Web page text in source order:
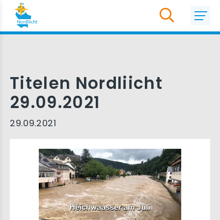
Titelen Nordliicht
29.09.2021
29.09.2021